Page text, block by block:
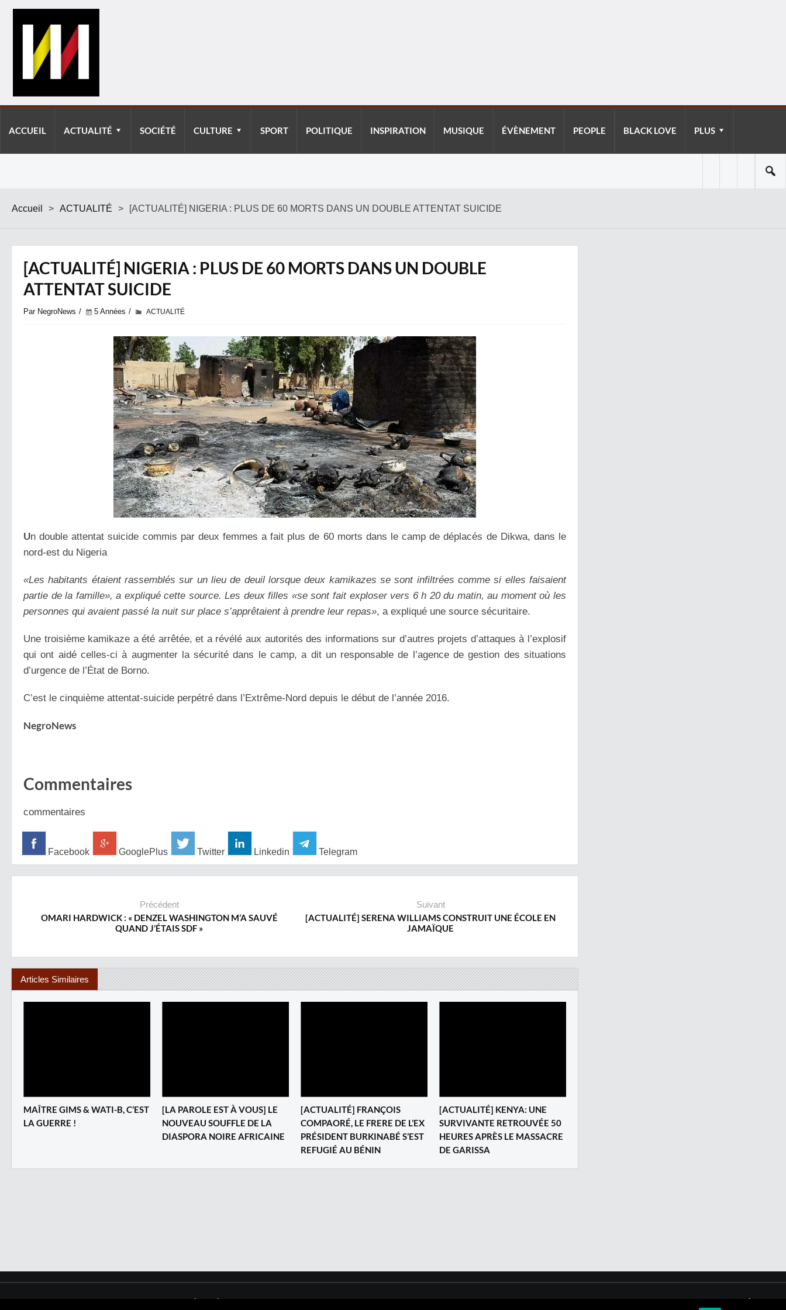
ACCUEIL ACTUALITÉ SOCIÉTÉ CULTURE SPORT POLITIQUE INSPIRATION MUSIQUE ÉVÈNEMENT PEOPLE BLACK LOVE PLUS
Accueil > ACTUALITÉ > [ACTUALITÉ] NIGERIA : PLUS DE 60 MORTS DANS UN DOUBLE ATTENTAT SUICIDE
[ACTUALITÉ] NIGERIA : PLUS DE 60 MORTS DANS UN DOUBLE
ATTENTAT SUICIDE
Par NegroNews 5 Années ACTUALITÉ
Un double attentat suicide commis par deux femmes a fait plus de 60 morts dans le camp de déplacés de Dikwa, dans le
nord-est du Nigeria
«Les habitants étaient rassemblés sur un lieu de deuil lorsque deux kamikazes se sont infiltrées comme si elles faisaient
partie de la famille», a expliqué cette source. Les deux filles «se sont fait exploser vers 6 h 20 du matin, au moment où les
personnes qui avaient passé la nuit sur place s’apprêtaient à prendre leur repas», a expliqué une source sécuritaire.
Une troisième kamikaze a été arrêtée, et a révélé aux autorités des informations sur d’autres projets d’attaques à l’explosif
qui ont aidé celles-ci à augmenter la sécurité dans le camp, a dit un responsable de l’agence de gestion des situations
d’urgence de l’État de Borno.
C’est le cinquième attentat-suicide perpétré dans l’Extrême-Nord depuis le début de l’année 2016.
NegroNews
Commentaires
commentaires
Facebook GooglePlus Twitter Linkedin Telegram
Précédent
OMARI HARDWICK : « DENZEL WASHINGTON M’A SAUVÉ
QUAND J’ÉTAIS SDF »
Suivant
[ACTUALITÉ] SERENA WILLIAMS CONSTRUIT UNE ÉCOLE EN
JAMAÏQUE
Articles Similaires
MAÎTRE GIMS & WATI-B, C’EST
LA GUERRE !
[LA PAROLE EST À VOUS] LE
NOUVEAU SOUFFLE DE LA
DIASPORA NOIRE AFRICAINE
[ACTUALITÉ] FRANÇOIS
COMPAORÉ, LE FRERE DE L’EX
PRÉSIDENT BURKINABÉ S’EST
REFUGIÉ AU BÉNIN
[ACTUALITÉ] KENYA: UNE
SURVIVANTE RETROUVÉE 50
HEURES APRÈS LE MASSACRE
DE GARISSA